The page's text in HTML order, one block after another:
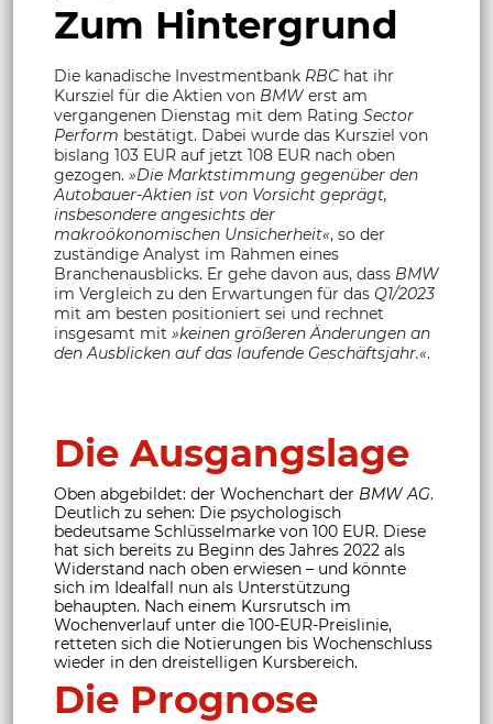
Zum Hintergrund
Die kanadische Investmentbank RBChat ihr
Kursziel für die Aktien von BMW erst am
vergangenen Dienstag mit dem Rating Sector
Perform bestätigt. Dabei wurde das Kursziel von
bislang 103 EUR auf jetzt 108 EUR nach oben
gezogen. »Die Marktstimmung gegenüber den
Autobauer-Aktien ist von Vorsicht geprägt,
insbesondere angesichts der
makroökonomischen Unsicherheit«, so der
zuständige Analyst im Rahmen eines
Branchenausblicks. Er gehe davon aus, dass BMW
im Vergleich zu den Erwartungen für das Q1/2023
mit am besten positioniert sei und rechnet
insgesamt mit »keinen größeren Änderungen an
den Ausblicken auf das laufende Geschäftsjahr.«.
Die Ausgangslage
Oben abgebildet: der Wochenchart der BMW AG.
Deutlich zu sehen: Die psychologisch
bedeutsame Schlüsselmarke von 100 EUR. Diese
hat sich bereits zu Beginn des Jahres 2022 als
Widerstand nach oben erwiesen – und könnte
sich im Idealfall nun als Unterstützung
behaupten. Nach einem Kursrutsch im
Wochenverlauf unter die 100-EUR-Preislinie,
retteten sich die Notierungen bis Wochenschluss
wieder in den dreistelligen Kursbereich.
Die Prognose